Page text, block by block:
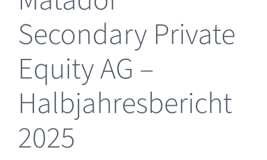
Secondary Private
Equity AG –
Halbjahresbericht
2025